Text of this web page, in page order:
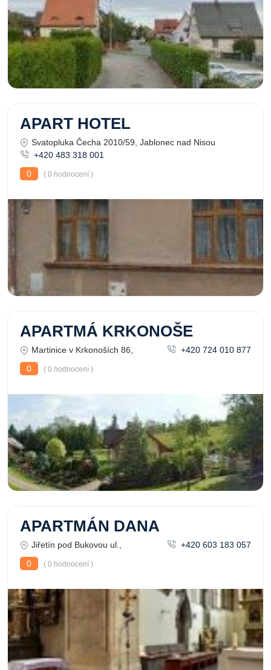
APART HOTEL
Svatopluka Čecha 2010/59, Jablonec nad Nisou
+420 483 318 001
0
( 0 hodnocení )
APARTMÁ KRKONOŠE
Martinice v Krkonoších 86,
+420 724 010 877
0
( 0 hodnocení )
APARTMÁN DANA
Jiřetín pod Bukovou ul.,
+420 603 183 057
0
( 0 hodnocení )